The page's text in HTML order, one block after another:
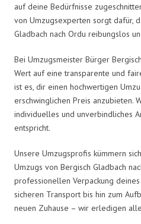
auf deine Bedürfnisse
von Umzugsexperten sorgt dafür,
Gladbach nach Ordu reibungslos
Bei Umzugsmeister Bürger
Wert auf eine transparente und
ist es, dir einen hochwertigen
erschwinglichen Preis anzubieten.
individuelles und unverbindliches
entspricht.
Unsere Umzugsprofis kümmern
Umzugs von Bergisch Gladbach
professionellen Verpackung
sicheren Transport bis hin zum
neuen Zuhause – wir erledigen